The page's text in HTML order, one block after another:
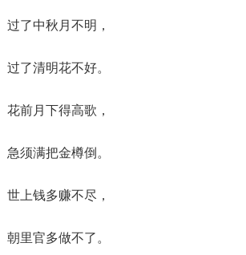
过了中秋月不明，
过了清明花不好。
花前月下得高歌，
急须满把金樽倒。
世上钱多赚不尽，
朝里官多做不了。